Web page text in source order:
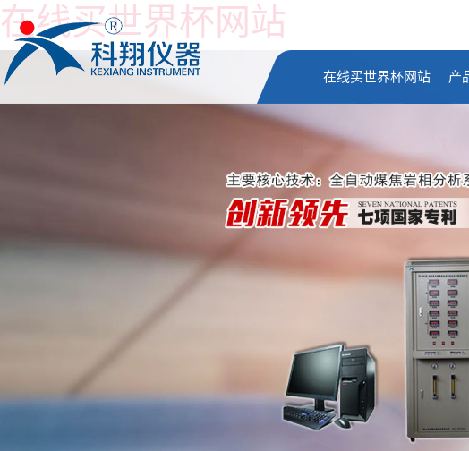
在线买世界杯网站
在线买世界杯网站 产